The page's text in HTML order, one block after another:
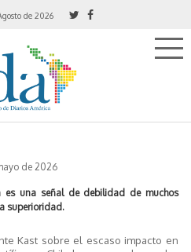
de 2026
de 2026
es una señal de debilidad de muchos
superioridad.
Kast sobre el escaso impacto en